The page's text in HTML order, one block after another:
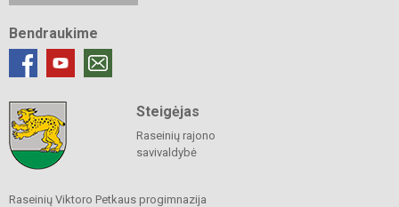
Bendraukime
Steigėjas
Raseinių rajono
savivaldybė
Raseinių Viktoro Petkaus progimnazija